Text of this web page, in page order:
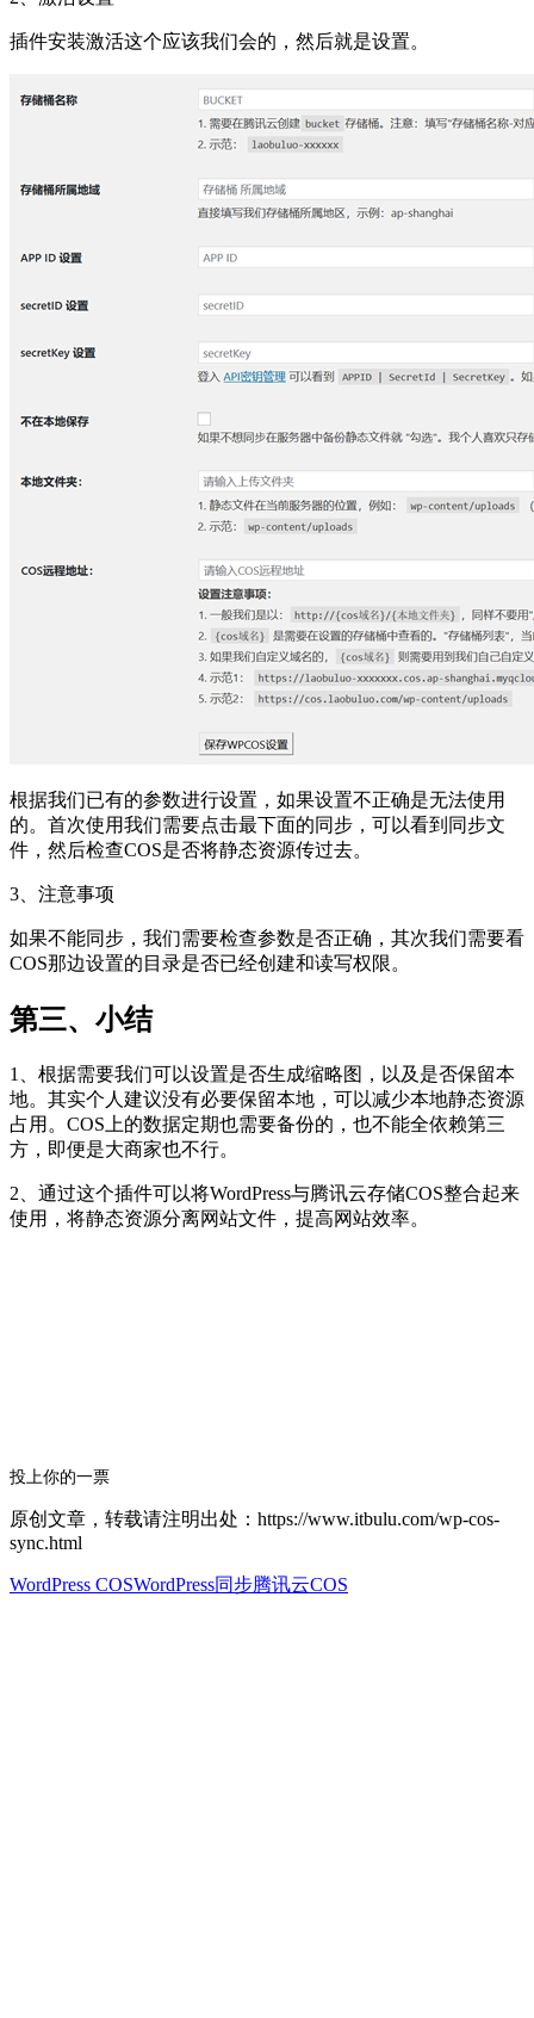
插件安装激活这个应该我们会的，然后就是设置。
根据我们已有的参数进行设置，如果设置不正确是无法使用
的。首次使用我们需要点击最下面的同步，可以看到同步文
件，然后检查COS是否将静态资源传过去。
3、注意事项
如果不能同步，我们需要检查参数是否正确，其次我们需要看
COS那边设置的目录是否已经创建和读写权限。
第三、小结
1、根据需要我们可以设置是否生成缩略图，以及是否保留本
地。其实个人建议没有必要保留本地，可以减少本地静态资源
占用。COS上的数据定期也需要备份的，也不能全依赖第三
方，即便是大商家也不行。
2、通过这个插件可以将WordPress与腾讯云存储COS整合起来
使用，将静态资源分离网站文件，提高网站效率。
投上你的一票
原创文章，转载请注明出处：https://www.itbulu.com/wp-cos-
sync.html
WordPress COSWordPress同步腾讯云COS